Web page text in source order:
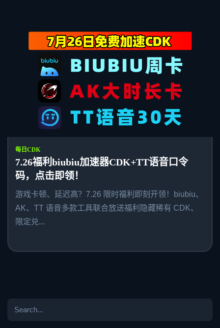
每日CDK
7.26福利biubiu加速器CDK+TT语音口令
码，点击即领！
游戏卡顿、延迟高？7.26 限时福利即刻开领！biubiu、
AK、TT 语音多款工具联合放送福利隐藏稀有 CDK、
限定兑...